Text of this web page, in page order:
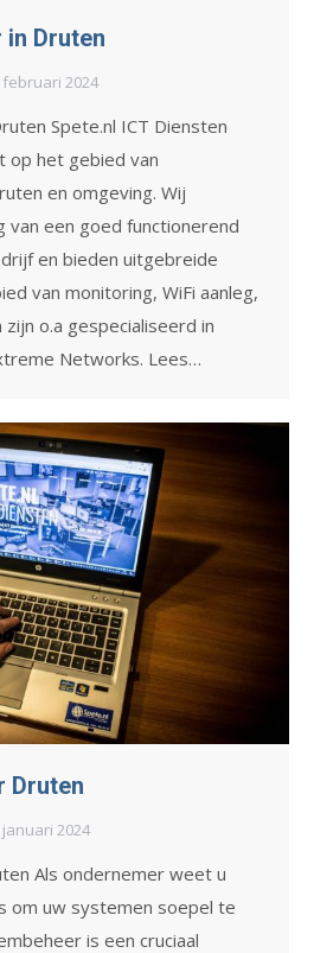
in Druten
februari 2024
Spete.nl ICT Diensten
op het gebied van
en omgeving. Wij
van een goed functionerend
en bieden uitgebreide
van monitoring, WiFi aanleg,
o.a gespecialiseerd in
Networks. Lees…
Druten
januari 2024
Als ondernemer weet u
om uw systemen soepel te
is een cruciaal